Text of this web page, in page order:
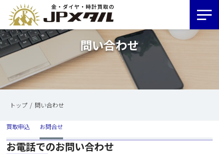
問い合わせ
トップ 問い合わせ
買取申込 お問合せ
お電話でのお問い合わせ